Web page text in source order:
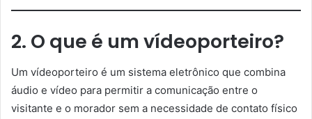
2. O que é um vídeoporteiro?
Um vídeoporteiro é um sistema eletrônico que combina
áudio e vídeo para permitir a comunicação entre o
visitante e o morador sem a necessidade de contato físico